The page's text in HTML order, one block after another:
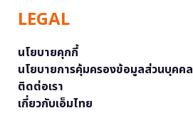
LEGAL
นโยบายคุกกี้
นโยบายการคุ้มครองข้อมูลส่วนบุคคล
ติดต่อเรา
เกี่ยวกับเอ็มไทย